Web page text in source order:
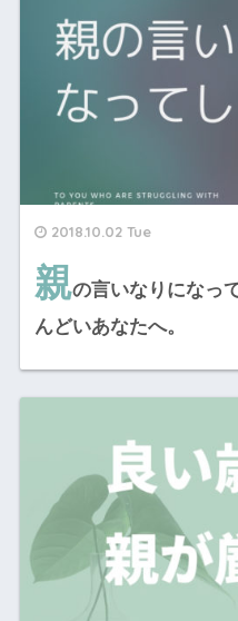
2018.10.02 Tue
親の言いなりになっ
んどいあなたへ。